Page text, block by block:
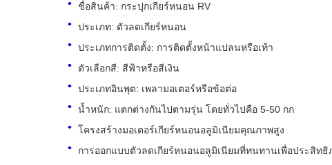
ชื่อสินค้า: กระปุกเกียร์หนอน RV
ประเภท: ตัวลดเกียร์หนอน
ประเภทการติดตั้ง: การติดตั้งหน้าแปลนหรือเท้า
ตัวเลือกสี: สีฟ้าหรือสีเงิน
ประเภทอินพุต: เพลามอเตอร์หรือข้อต่อ
น้ำหนัก: แตกต่างกันไปตามรุ่น โดยทั่วไปคือ 5-50 กก
โครงสร้างมอเตอร์เกียร์หนอนอลูมิเนียมคุณภาพสูง
การออกแบบตัวลดเกียร์หนอนอลูมิเนียมที่ทนทานเพื่อประสิท